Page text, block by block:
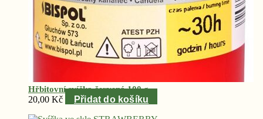
Hřbitovní svíčka červená 100 g
20,00 Kč Přidat do košíku